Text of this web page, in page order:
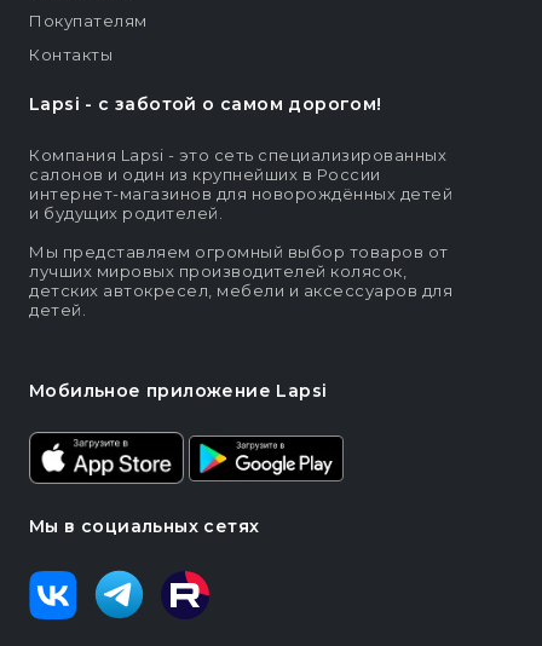
Lapsi - c заботой о самом дорогом!
Компания Lapsi - это сеть специализированных
салонов и один из крупнейших в России
интернет-магазинов для новорождённых детей
и будущих родителей.
Мы представляем огромный выбор товаров от
лучших мировых производителей колясок,
детских автокресел, мебели и аксессуаров для
детей.
Мобильное приложение Lapsi
Мы в социальных сетях
Покупателям
Контакты